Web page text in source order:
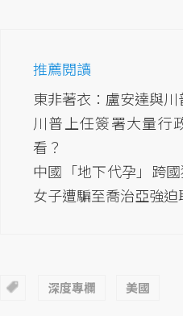
推薦閱讀
東非著衣：盧安達與川
川普上任簽署大量行
看？
中國「地下代孕」跨
女子遭騙至喬治亞強迫
深度專欄 美國